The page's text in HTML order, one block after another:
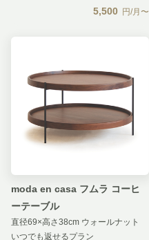
5,500 円/月〜
moda en casa フムラ コーヒ
ーテーブル
直径69×高さ38cm ウォールナット
いつでも返せるプラン